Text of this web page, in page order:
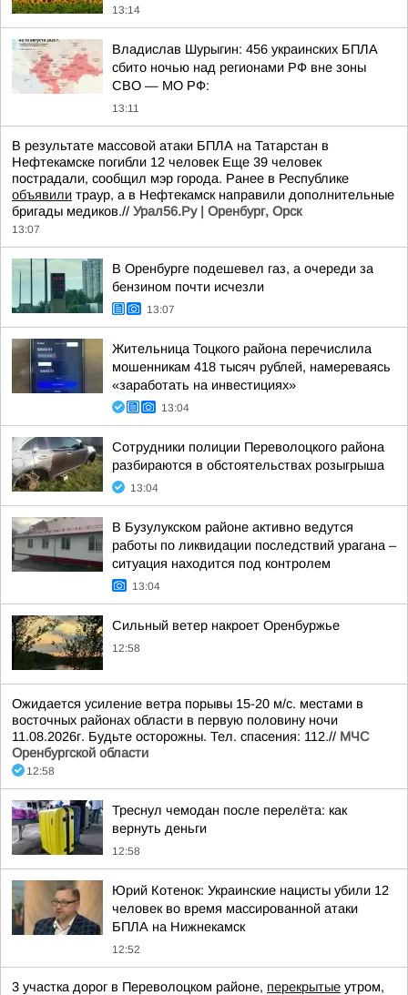
13:14
Владислав Шурыгин: 456 украинских БПЛА
сбито ночью над регионами РФ вне зоны
СВО — МО РФ:
13:11
В результате массовой атаки БПЛА на Татарстан в
Нефтекамске погибли 12 человек Еще 39 человек
пострадали, сообщил мэр города. Ранее в Республике
объявили траур, а в Нефтекамск направили дополнительные
бригады медиков.// Урал56.Ру | Оренбург, Орск
13:07
В Оренбурге подешевел газ, а очереди за
бензином почти исчезли
13:07
Жительница Тоцкого района перечислила
мошенникам 418 тысяч рублей, намереваясь
«заработать на инвестициях»
13:04
Сотрудники полиции Переволоцкого района
разбираются в обстоятельствах розыгрыша
13:04
В Бузулукском районе активно ведутся
работы по ликвидации последствий урагана –
ситуация находится под контролем
13:04
Сильный ветер накроет Оренбуржье
12:58
Ожидается усиление ветра порывы 15-20 м/с. местами в
восточных районах области в первую половину ночи
11.08.2026г. Будьте осторожны. Тел. спасения: 112.// МЧС
Оренбургской области
12:58
Треснул чемодан после перелёта: как
вернуть деньги
12:58
Юрий Котенок: Украинские нацисты убили 12
человек во время массированной атаки
БПЛА на Нижнекамск
12:52
3 участка дорог в Переволоцком районе, перекрытые утром,